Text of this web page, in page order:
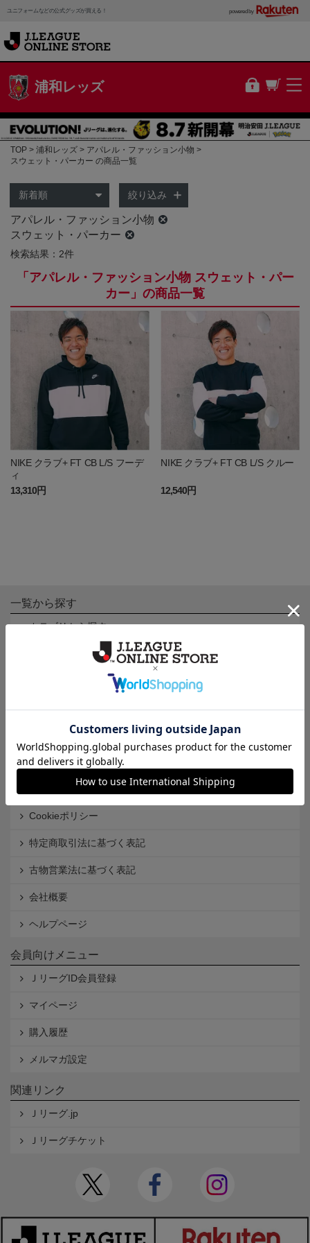
ユニフォームなどの公式グッズが買える！ powered by
浦和レッズ
TOP 浦和レッズ
アパレル・ファッション小物
スウェット・パーカー の商品一覧
絞り込み
アパレル・ファッション小物
スウェット・パーカー
検索結果：2件
「アパレル・ファッション小物 スウェット・パー
カー」の商品一覧
NIKE クラブ+ FT CB L/S フーデ
ィ
13,310円
NIKE クラブ+ FT CB L/S クルー
12,540円
一覧から探す
カテゴリから探す
クラブから探す
Ｊ2
インフォメーション
Ｊリーグオンラインストアとは
利用規約
個人情報保護方針
Cookieポリシー
特定商取引法に基づく表記
古物営業法に基づく表記
会社概要
ヘルプページ
会員向けメニュー
ＪリーグID会員登録
マイページ
購入履歴
メルマガ設定
関連リンク
Ｊリーグ.jp
Ｊリーグチケット